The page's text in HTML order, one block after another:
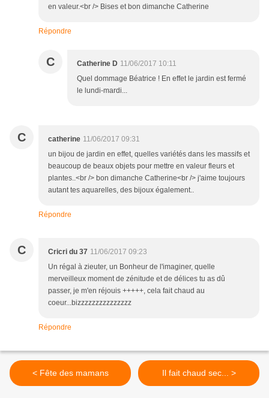
en valeur.<br /> Bises et bon dimanche Catherine
Répondre
C Catherine D 11/06/2017 10:11
Quel dommage Béatrice ! En effet le jardin est fermé
le lundi-mardi...
C catherine 11/06/2017 09:31
un bijou de jardin en effet, quelles variétés dans les massifs et
beaucoup de beaux objets pour mettre en valeur fleurs et
plantes..<br /> bon dimanche Catherine<br /> j'aime toujours
autant tes aquarelles, des bijoux également..
Répondre
C Cricri du 37 11/06/2017 09:23
Un régal à zieuter, un Bonheur de l'imaginer, quelle
merveilleux moment de zénitude et de délices tu as dû
passer, je m'en réjouis +++++, cela fait chaud au
coeur...bizzzzzzzzzzzzzzz
Répondre
< Fête des mamans Il fait chaud sec... >